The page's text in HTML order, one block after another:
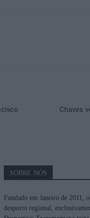
Chaves
SOBRE NÓS
Fundado em Janeiro de 2011,
desporto regional,